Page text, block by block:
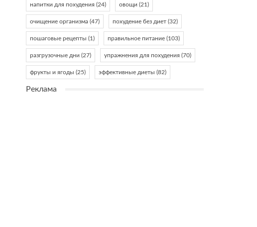
напитки для похудения (24) овощи (21)
очищение организма (47) похудение без диет (32)
пошаговые рецепты (1) правильное питание (103)
разгрузочные дни (27) упражнения для похудения (70)
фрукты и ягоды (25) эффективные диеты (82)
Реклама